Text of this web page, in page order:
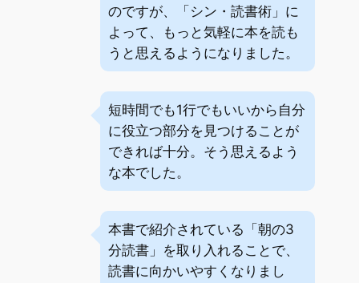
のですが、「シン・読書術」に
よって、もっと気軽に本を読も
うと思えるようになりました。
短時間でも1行でもいいから自分
に役立つ部分を見つけることが
できれば十分。そう思えるよう
な本でした。
本書で紹介されている「朝の3
分読書」を取り入れることで、
読書に向かいやすくなりまし